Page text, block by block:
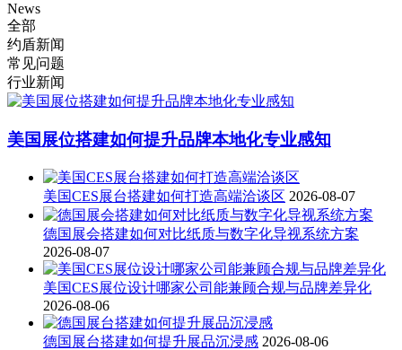
News
全部
约盾新闻
常见问题
行业新闻
美国展位搭建如何提升品牌本地化专业感知
美国CES展台搭建如何打造高端洽谈区 2026-08-07
德国展会搭建如何对比纸质与数字化导视系统方案
2026-08-07
美国CES展位设计哪家公司能兼顾合规与品牌差异化
2026-08-06
德国展台搭建如何提升展品沉浸感 2026-08-06